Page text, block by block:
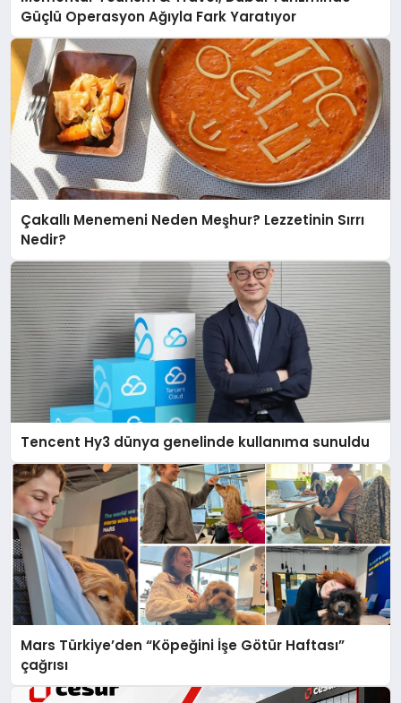
Güçlü Operasyon Ağıyla Fark Yaratıyor
Çakallı Menemeni Neden Meşhur? Lezzetinin Sırrı
Nedir?
Tencent Hy3 dünya genelinde kullanıma sunuldu
Mars Türkiye’den “Köpeğini İşe Götür Haftası”
çağrısı